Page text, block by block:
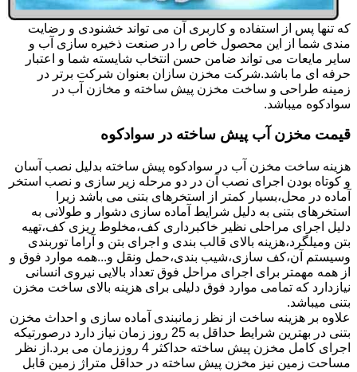
که تنها پس از استفاده و کاربری آن می تواند خشنودی و رضایت
مندی شما از این محصول خاص را در صنعت ذخیره سازی آب و
سایر مایعات می تواند ضامن حسن انتخاب شایسته شما و اعتبار
حرفه ای ما باشد.شرکت مخزن سازان بعنوان شرکت برتر در
زمینه طراحی و ساخت مخزن پیش ساخته و مخازن آب در
سوادکوه میباشد.
قیمت مخزن آب پیش ساخته در سوادکوه
هزینه ساخت مخزن آب در سوادکوه پیش ساخته بدلیل نصب آسان
و کوتاه بودن اجرای نصب آن در دو مرحله زیر سازی و نصب استخر
آماده در محل،بسیار کمتر از استخرهای بتنی می باشد زیرا
استخرهای بتنی به دلیل شرایط آماده سازی دشوار و طولانی به
دلیل اجرای مراحلی نظیر خاکبرداری کف،مخلوط ریزی کف،تهیه
بتن ومیلگرد،هزینه بالای قالب بندی و اجرای بتن و آراما توربندی
وسیستم آن،کف سازی،شیب بندی،حمل ونقل و...همه موارد فوق و
از همه مهمتر برای اجرای مراحل فوق تعداد بالایی نیروی انسانی
نیازدارد که تمامی موارد فوق دلیلی برای هزینه بالای ساخت مخزن
بتنی میباشد.
علاوه بر هزینه ساخت از نظر زمانبندی آماده سازی و احداث مخزن
بتنی در بهترین شرایط حداقل به 25 روز زمان نیاز دارد درصورتیکه
اجرای کامل مخزن پیش ساخته حداکثر 4 روززمان می برد.از نظر
مساحت زمین نیز مخزن پیش ساخته در حداقل متراژ زمین قابل